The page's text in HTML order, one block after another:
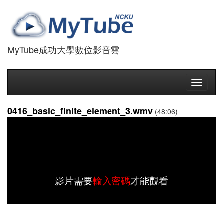
MyTube成功大學數位影音雲
Toggle
0416_basic_finite_element_3.wmv (48:06)
影片需要輸入密碼才能觀看